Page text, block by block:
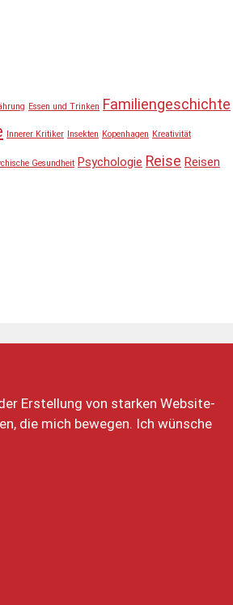
Essen und Trinken Familiengeschichte
Innerer Kritiker Insekten Kopenhagen Kreativität
Gesundheit Psychologie Reise Reisen
Erstellung von starken Website-
die mich bewegen. Ich wünsche